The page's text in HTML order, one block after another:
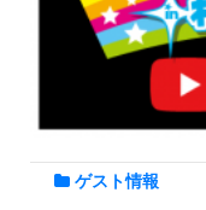
ゲスト情報